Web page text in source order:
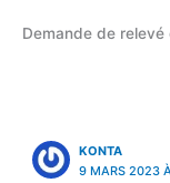
Demande de
KONTA
9 MARS 2023